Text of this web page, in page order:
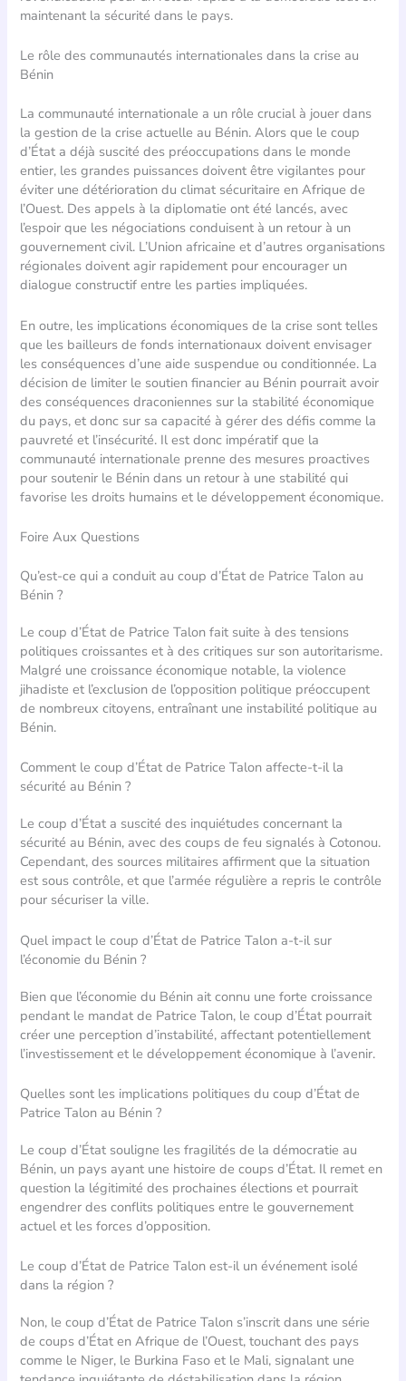
maintenant la sécurité dans le pays.
Le rôle des communautés internationales dans la crise au
Bénin
La communauté internationale a un rôle crucial à jouer dans
la gestion de la crise actuelle au Bénin. Alors que le coup
d’État a déjà suscité des préoccupations dans le monde
entier, les grandes puissances doivent être vigilantes pour
éviter une détérioration du climat sécuritaire en Afrique de
l’Ouest. Des appels à la diplomatie ont été lancés, avec
l’espoir que les négociations conduisent à un retour à un
gouvernement civil. L’Union africaine et d’autres organisations
régionales doivent agir rapidement pour encourager un
dialogue constructif entre les parties impliquées.
En outre, les implications économiques de la crise sont telles
que les bailleurs de fonds internationaux doivent envisager
les conséquences d’une aide suspendue ou conditionnée. La
décision de limiter le soutien financier au Bénin pourrait avoir
des conséquences draconiennes sur la stabilité économique
du pays, et donc sur sa capacité à gérer des défis comme la
pauvreté et l’insécurité. Il est donc impératif que la
communauté internationale prenne des mesures proactives
pour soutenir le Bénin dans un retour à une stabilité qui
favorise les droits humains et le développement économique.
Foire Aux Questions
Qu’est-ce qui a conduit au coup d’État de Patrice Talon au
Bénin ?
Le coup d’État de Patrice Talon fait suite à des tensions
politiques croissantes et à des critiques sur son autoritarisme.
Malgré une croissance économique notable, la violence
jihadiste et l’exclusion de l’opposition politique préoccupent
de nombreux citoyens, entraînant une instabilité politique au
Bénin.
Comment le coup d’État de Patrice Talon affecte-t-il la
sécurité au Bénin ?
Le coup d’État a suscité des inquiétudes concernant la
sécurité au Bénin, avec des coups de feu signalés à Cotonou.
Cependant, des sources militaires affirment que la situation
est sous contrôle, et que l’armée régulière a repris le contrôle
pour sécuriser la ville.
Quel impact le coup d’État de Patrice Talon a-t-il sur
l’économie du Bénin ?
Bien que l’économie du Bénin ait connu une forte croissance
pendant le mandat de Patrice Talon, le coup d’État pourrait
créer une perception d’instabilité, affectant potentiellement
l’investissement et le développement économique à l’avenir.
Quelles sont les implications politiques du coup d’État de
Patrice Talon au Bénin ?
Le coup d’État souligne les fragilités de la démocratie au
Bénin, un pays ayant une histoire de coups d’État. Il remet en
question la légitimité des prochaines élections et pourrait
engendrer des conflits politiques entre le gouvernement
actuel et les forces d’opposition.
Le coup d’État de Patrice Talon est-il un événement isolé
dans la région ?
Non, le coup d’État de Patrice Talon s’inscrit dans une série
de coups d’État en Afrique de l’Ouest, touchant des pays
comme le Niger, le Burkina Faso et le Mali, signalant une